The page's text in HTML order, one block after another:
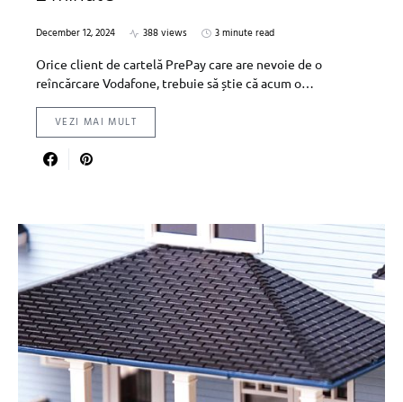
December 12, 2024 388 views
3 minute read
Orice client de cartelă PrePay care are nevoie de o
reîncărcare Vodafone, trebuie să știe că acum o…
VEZI MAI MULT